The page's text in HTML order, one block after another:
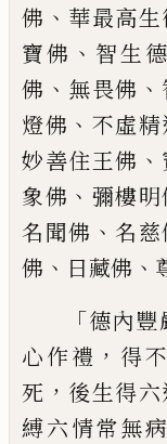
佛 、 華最高生
寶佛 、 智生
佛 、 無畏佛 、
燈佛 、 不虛精
妙善住王佛 、
象佛 、 彌樓明
名聞佛 、名慈
佛 、 日藏佛 、
「德內豐
心作禮 ， 得
死 ， 後生得六
縛六情常無病